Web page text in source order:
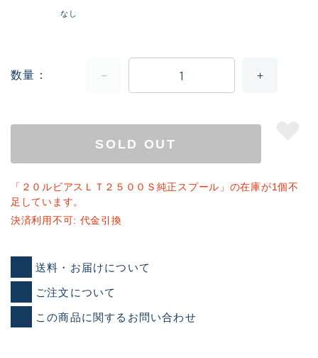
なし
数量
SOLD OUT
「２０ルビアスＬＴ２５００Ｓ純正スプール」の在庫が1個不
足しています。
決済利用不可: 代金引換
送料・お届けについて
ご注文について
この商品に関するお問い合わせ